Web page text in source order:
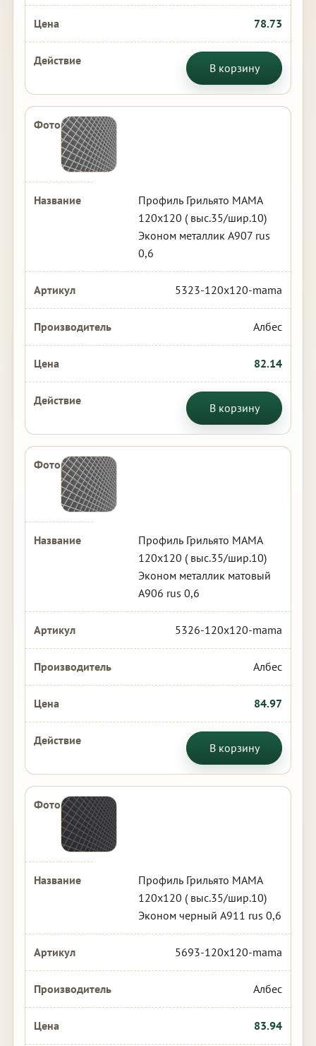
78.73
В корзину
Профиль Грильято МАМА
120х120 ( выс.35/шир.10)
Эконом металлик А907 rus
0,6
5323-120x120-mama
Албес
82.14
В корзину
Профиль Грильято МАМА
120х120 ( выс.35/шир.10)
Эконом металлик матовый
А906 rus 0,6
5326-120x120-mama
Албес
84.97
В корзину
Профиль Грильято МАМА
120х120 ( выс.35/шир.10)
Эконом черный А911 rus 0,6
5693-120x120-mama
Албес
83.94